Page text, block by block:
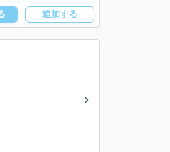
追加する